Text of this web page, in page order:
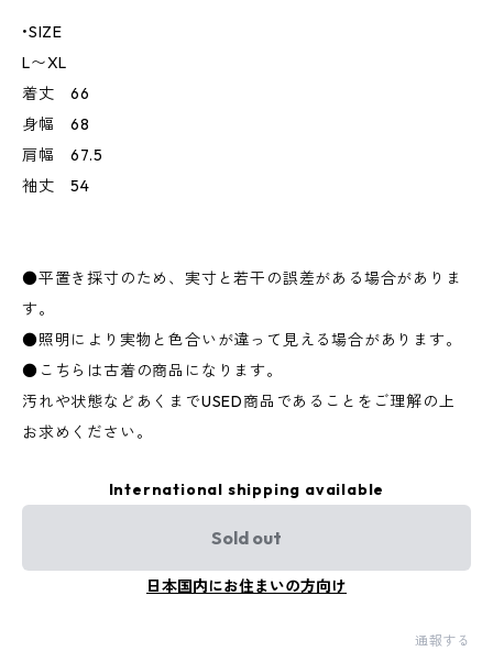
•SIZE
L〜XL
着丈 66
身幅 68
肩幅 67.5
袖丈 54
●平置き採寸のため、実寸と若干の誤差がある場合がありま
す。
●照明により実物と色合いが違って見える場合があります。
●こちらは古着の商品になります。
汚れや状態などあくまでUSED商品であることをご理解の上
お求めください。
International shipping available
Sold out
日本国内にお住まいの方向け
通報する